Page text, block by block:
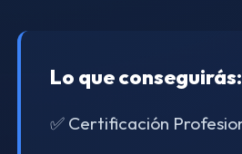
Lo que conseguirás:
✅ Certificación